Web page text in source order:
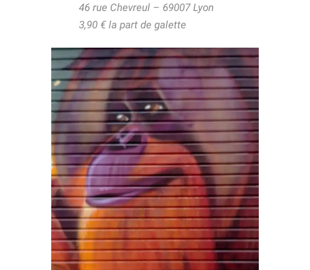
46 rue Chevreul – 69007 Lyon
3,90 € la part de galette